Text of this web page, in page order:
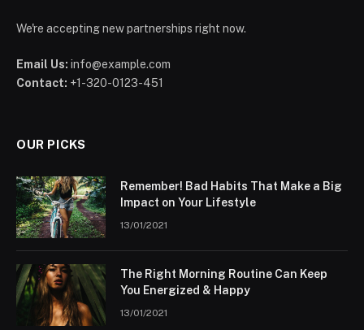
We're accepting new partnerships right now.
Email Us: info@example.com
Contact: +1-320-0123-451
OUR PICKS
Remember! Bad Habits That Make a Big
Impact on Your Lifestyle
13/01/2021
The Right Morning Routine Can Keep
You Energized & Happy
13/01/2021